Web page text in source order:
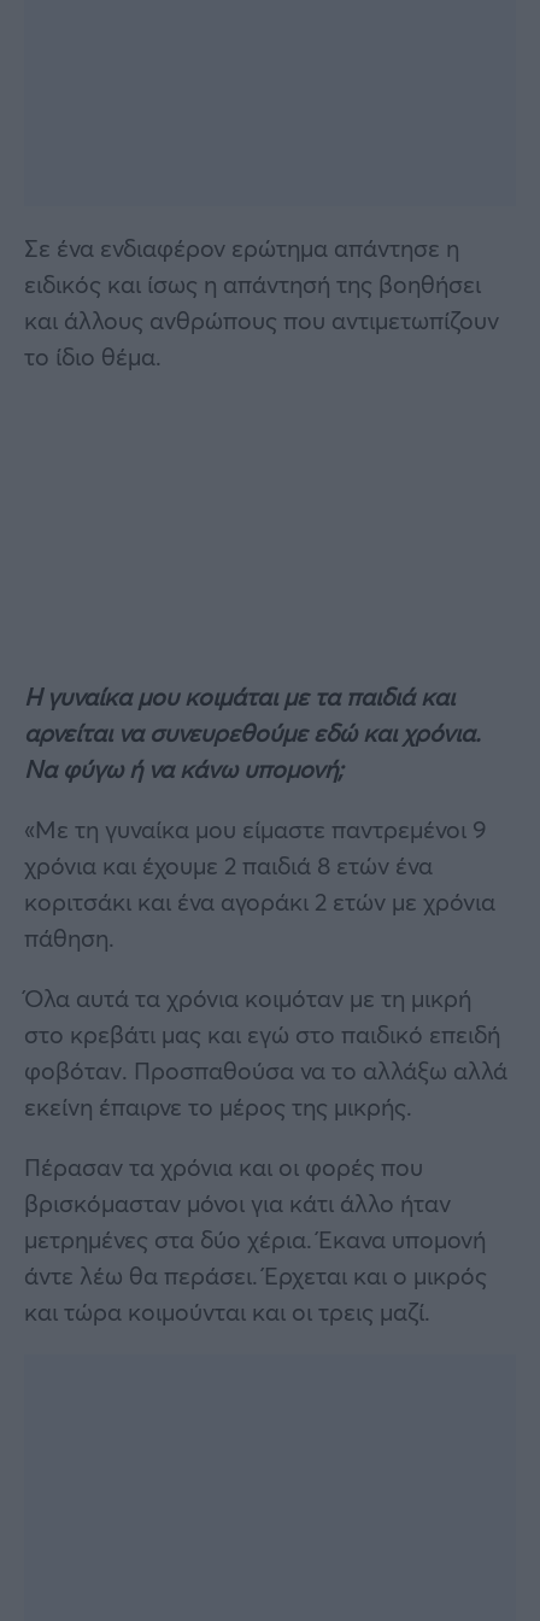
Σε ένα ενδιαφέρον ερώτημα απάντησε η
ειδικός και ίσως η απάντησή της βοηθήσει
και άλλους ανθρώπους που αντιμετωπίζουν
το ίδιο θέμα.
Η γυναίκα μου κοιμάται με τα παιδιά και
αρνείται να συνευρεθούμε εδώ και χρόνια.
Να φύγω ή να κάνω υπομονή;
«Με τη γυναίκα μου είμαστε παντρεμένοι 9
χρόνια και έχουμε 2 παιδιά 8 ετών ένα
κοριτσάκι και ένα αγοράκι 2 ετών με χρόνια
πάθηση.
Όλα αυτά τα χρόνια κοιμόταν με τη μικρή
στο κρεβάτι μας και εγώ στο παιδικό επειδή
φοβόταν. Προσπαθούσα να το αλλάξω αλλά
εκείνη έπαιρνε το μέρος της μικρής.
Πέρασαν τα χρόνια και οι φορές που
βρισκόμασταν μόνοι για κάτι άλλο ήταν
μετρημένες στα δύο χέρια. Έκανα υπομονή
άντε λέω θα περάσει. Έρχεται και ο μικρός
και τώρα κοιμούνται και οι τρεις μαζί.